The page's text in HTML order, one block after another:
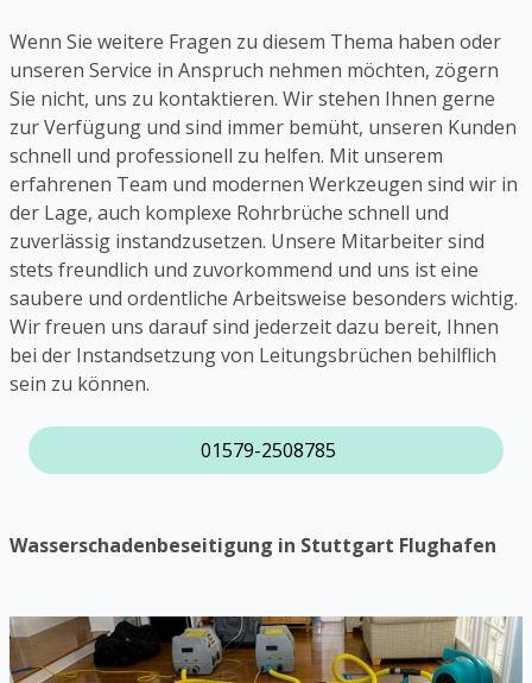
Wenn Sie weitere Fragen zu diesem Thema haben oder
unseren Service in Anspruch nehmen möchten, zögern
Sie nicht, uns zu kontaktieren. Wir stehen Ihnen gerne
zur Verfügung und sind immer bemüht, unseren Kunden
schnell und professionell zu helfen. Mit unserem
erfahrenen Team und modernen Werkzeugen sind wir in
der Lage, auch komplexe Rohrbrüche schnell und
zuverlässig instandzusetzen. Unsere Mitarbeiter sind
stets freundlich und zuvorkommend und uns ist eine
saubere und ordentliche Arbeitsweise besonders wichtig.
Wir freuen uns darauf sind jederzeit dazu bereit, Ihnen
bei der Instandsetzung von Leitungsbrüchen behilflich
sein zu können.
01579-2508785
Wasserschadenbeseitigung in Stuttgart Flughafen